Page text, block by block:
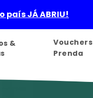
JÁ ABRIU!
&
Vouchers
Prenda